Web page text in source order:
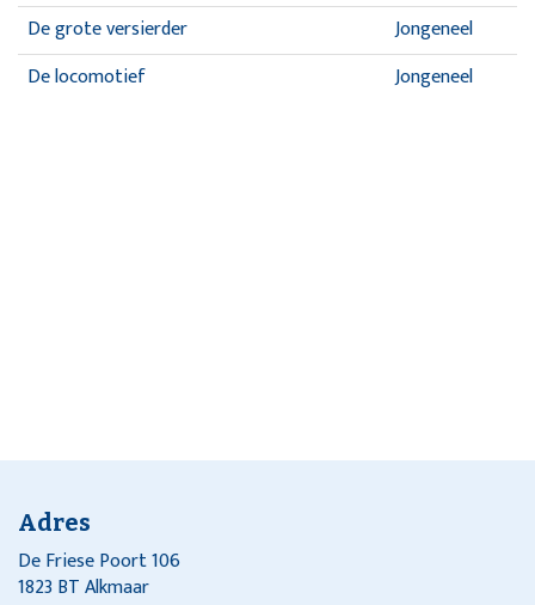
De grote versierder
Jongeneel
De locomotief
Jongeneel
Adres
De Friese Poort 106
1823 BT Alkmaar